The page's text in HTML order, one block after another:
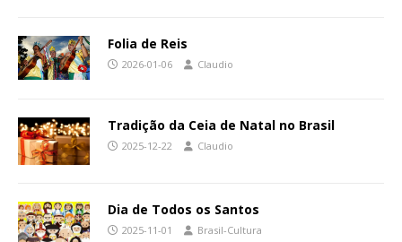
Folia de Reis
2026-01-06 Claudio
Tradição da Ceia de Natal no Brasil
2025-12-22 Claudio
Dia de Todos os Santos
2025-11-01 Brasil-Cultura